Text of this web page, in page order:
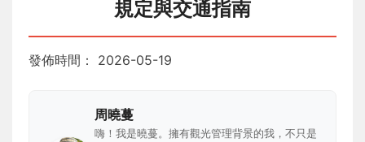
規定與交通指南
發佈時間： 2026-05-19
周曉蔓
嗨！我是曉蔓。擁有觀光管理背景的我，不只是